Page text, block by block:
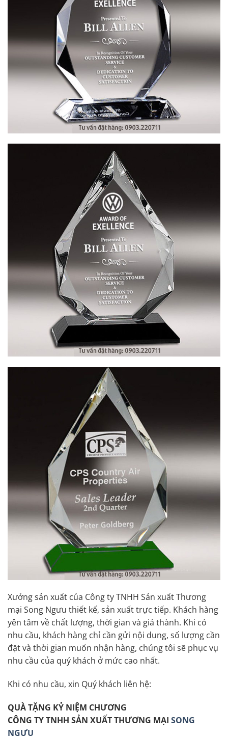
Xưởng sản xuất của Công ty TNHH Sản xuất Thương
mại Song Ngưu thiết kế, sản xuất trực tiếp. Khách hàng
yên tâm về chất lượng, thời gian và giá thành. Khi có
nhu cầu, khách hàng chỉ cần gửi nội dung, số lượng cần
đặt và thời gian muốn nhận hàng, chúng tôi sẽ phục vụ
nhu cầu của quý khách ở mức cao nhất.
Khi có nhu cầu, xin Quý khách liên hệ:
QUÀ TẶNG KỶ NIỆM CHƯƠNG
CÔNG TY TNHH SẢN XUẤT THƯƠNG MẠI SONG
NGƯU